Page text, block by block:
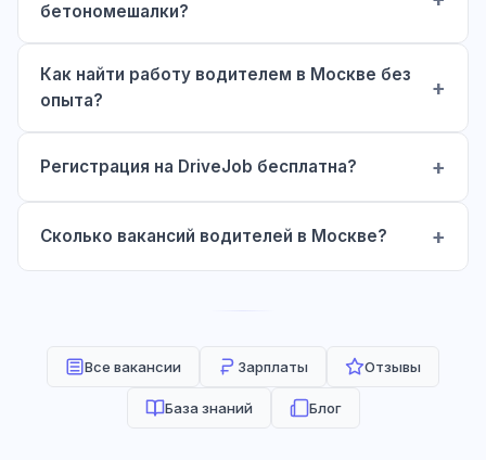
бетономешалки?
Как найти работу водителем в Москве без
опыта?
Регистрация на DriveJob бесплатна?
Сколько вакансий водителей в Москве?
Все вакансии Зарплаты Отзывы
База знаний Блог